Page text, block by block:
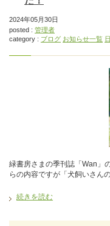
2024年05月30日
posted : 管理者
category : ブログ お知らせ一覧
緑書房さまの季刊誌「Wan」
らの内容ですが「犬飼いさん
続きを読む